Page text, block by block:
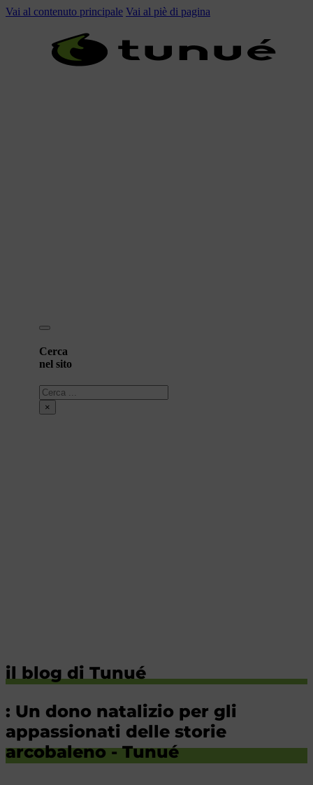
Vai al contenuto principale Vai al piè di pagina
Cerca
nel sito
Cerca
×
il blog di Tunué
: Un dono natalizio per gli
appassionati delle storie
arcobaleno - Tunué